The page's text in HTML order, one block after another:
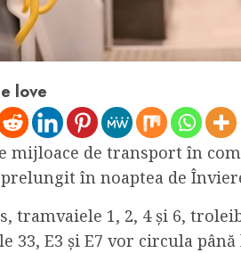
love
mijloace de transport în
în noaptea de
tramvaiele 1, 2, 4 și 6,
33, E3 și E7 vor circula până